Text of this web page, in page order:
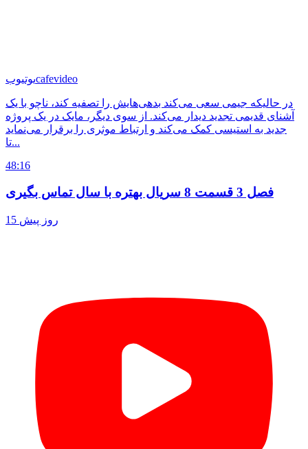
یوتیوبcafevideo
در حالیکه جیمی سعی می‌کند بدهی‌هایش را تصفیه کند، ناچو با یک
آشنای قدیمی تجدید دیدار می‌کند. از سوی دیگر، مایک در یک پروژه
جدید به استیسی کمک می‌کند و ارتباط موثری را برقرار می‌نماید
تا...
48:16
فصل 3 قسمت 8 سریال بهتره با سال تماس بگیری
15 روز پیش